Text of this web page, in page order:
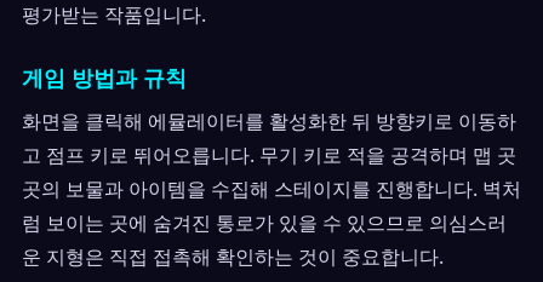
평가받는 작품입니다.
게임 방법과 규칙
화면을 클릭해 에뮬레이터를 활성화한 뒤 방향키로 이동하
고 점프 키로 뛰어오릅니다. 무기 키로 적을 공격하며 맵 곳
곳의 보물과 아이템을 수집해 스테이지를 진행합니다. 벽처
럼 보이는 곳에 숨겨진 통로가 있을 수 있으므로 의심스러
운 지형은 직접 접촉해 확인하는 것이 중요합니다.